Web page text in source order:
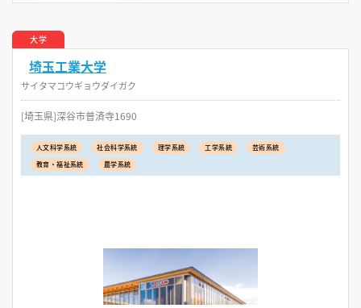
大学
埼玉工業大学
サイタマコウギョウダイガク
[埼玉県]深谷市普済寺1690
人文科学系統 社会科学系統 理学系統 工学系統
芸術系統
教育・福祉系統
農学系統